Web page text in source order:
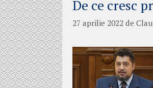
De ce cresc
27 aprilie 2022 de